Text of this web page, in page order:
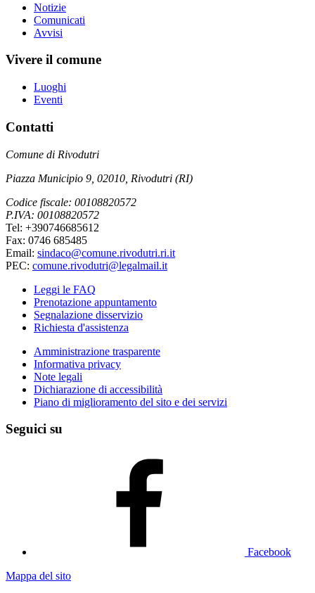
Notizie
Comunicati
Avvisi
Vivere il comune
Luoghi
Eventi
Contatti
Comune di Rivodutri
Piazza Municipio 9, 02010, Rivodutri (RI)
Codice fiscale: 00108820572
P.IVA: 00108820572
Tel: +390746685612
Fax: 0746 685485
Email: sindaco@comune.rivodutri.ri.it
PEC: comune.rivodutri@legalmail.it
Leggi le FAQ
Prenotazione appuntamento
Segnalazione disservizio
Richiesta d'assistenza
Amministrazione trasparente
Informativa privacy
Note legali
Dichiarazione di accessibilità
Piano di miglioramento del sito e dei servizi
Seguici su
Facebook
Mappa del sito